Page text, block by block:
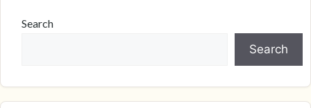
Search
Search